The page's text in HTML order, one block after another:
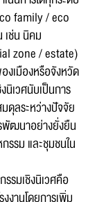
family / eco
ช่น นิคม
zone / estate)
งเมืองหรือจังหวัด
วศนับเป็นการ
ดุลระหว่างปัจจัย
พัฒนาอย่างยั่งยืน
รรม และชุมชนใน
มเชิงนิเวศคือ